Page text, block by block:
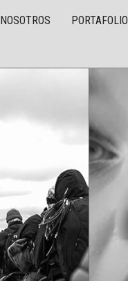
NOSOTROS PORTAFOLIO